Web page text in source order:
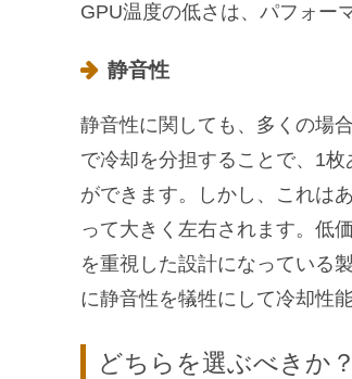
GPU温度の低さは、パフォー
静音性
静音性に関しても、多くの場
で冷却を分担することで、1
ができます。しかし、これは
って大きく左右されます。低
を重視した設計になっている
に静音性を犠牲にして冷却性
どちらを選ぶべきか？